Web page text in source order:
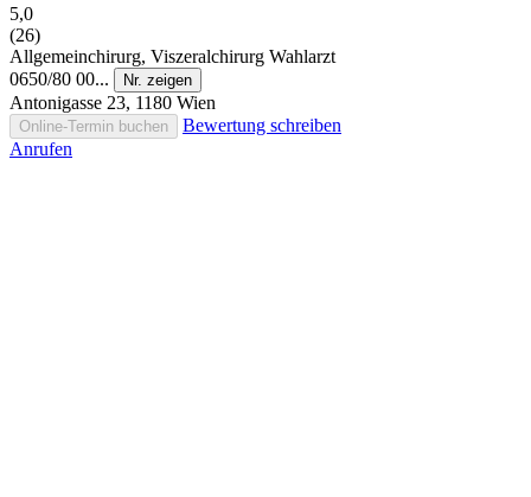
5,0
(26)
Allgemeinchirurg, Viszeralchirurg Wahlarzt
0650/80 00...
Nr. zeigen
Antonigasse 23, 1180 Wien
Online-Termin buchen
Bewertung schreiben
Anrufen